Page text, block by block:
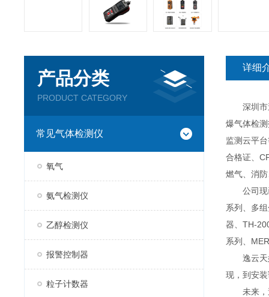
产品分类
PRODUCT CATEGORY
常见气体检测仪
氧气
氨气检测仪
乙醇检测仪
报警控制器
粒子计数器
详细
深圳市逸
爆气体检
监测云平
合格证、
燃气、消
公司现已
系列、多
器、TH-
系列、
逸云天始
现，到安
未来，逸